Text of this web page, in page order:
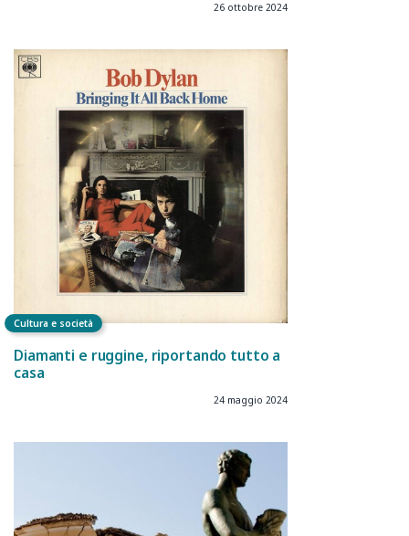
26 ottobre 2024
Cultura e società
Diamanti e ruggine, riportando tutto a
casa
24 maggio 2024